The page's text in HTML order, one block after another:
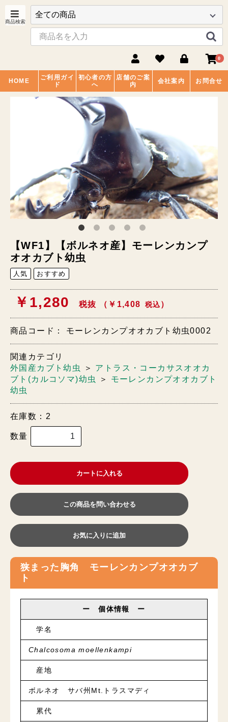
0
HOME
ご利用ガイ
ド
初心者の方
へ
店舗のご案
内
会社案内 お問合せ
【WF1】【ボルネオ産】モーレンカンプ
オオカブト幼虫
人気 おすすめ
￥1,280 税抜 （￥1,408 税込）
商品コード： モーレンカンプオオカブト幼虫0002
関連カテゴリ
外国産カブト幼虫
＞
アトラス・コーカサスオオカ
ブト(カルコソマ)幼虫
＞
モーレンカンプオオカブト
幼虫
在庫数：2
数量
カートに入れる
この商品を問い合わせる
お気に入りに追加
狭まった胸角 モーレンカンプオオカブ
ト
ー 個体情報 ー
学名
Chalcosoma moellenkampi
産地
ボルネオ サバ州Mt.トラスマディ
累代